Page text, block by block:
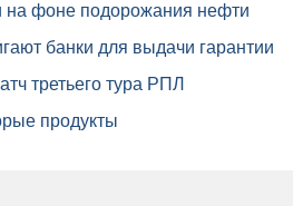
на фоне подорожания нефти
банки для выдачи гарантии
третьего тура РПЛ
продукты